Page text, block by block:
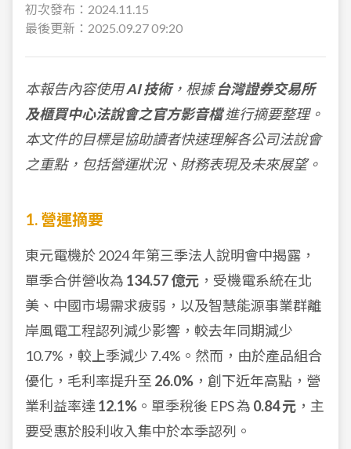
初次發布： 2024.11.15
最後更新： 2025.09.27 09:20
本報告內容使用AI 技術，根據台灣證券交易所
及櫃買中心法說會之官方影音檔進行摘要整理。
本文件的目標是協助讀者快速理解各公司法說會
之重點，包括營運狀況、財務表現及未來展望。
1. 營運摘要
東元電機於 2024 年第三季法人說明會中揭露，
單季合併營收為 134.57 億元 ，受機電系統在北
美、中國市場需求疲弱，以及智慧能源事業群離
岸風電工程認列減少影響，較去年同期減少
10.7%，較上季減少 7.4%。然而，由於產品組合
優化，毛利率提升至 26.0% ，創下近年高點，營
業利益率達 12.1% 。單季稅後 EPS 為 0.84 元 ，主
要受惠於股利收入集中於本季認列。